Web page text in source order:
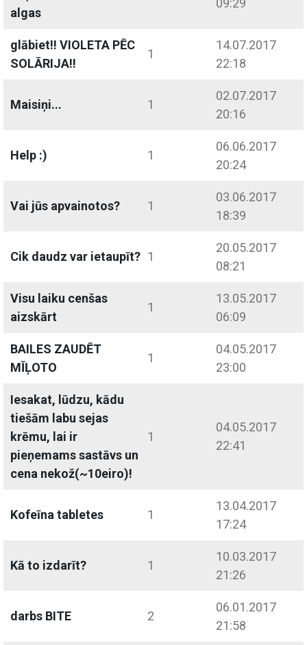
algas
09:29
glābiet!! VIOLETA PĒC
SOLĀRIJA!!
1
14.07.2017
22:18
Maisiņi... 1
02.07.2017
20:16
Help :) 1
06.06.2017
20:24
Vai jūs apvainotos? 1
03.06.2017
18:39
Cik daudz var ietaupīt? 1
20.05.2017
08:21
Visu laiku cenšas
aizskārt
1
13.05.2017
06:09
BAILES ZAUDĒT
MĪĻOTO
1
04.05.2017
23:00
Iesakat, lūdzu, kādu
tiešām labu sejas
krēmu, lai ir
pieņemams sastāvs un
cena nekož(~10eiro)!
1
04.05.2017
22:41
Kofeīna tabletes 1
13.04.2017
17:24
Kā to izdarīt? 1
10.03.2017
21:26
darbs BITE 2
06.01.2017
21:58